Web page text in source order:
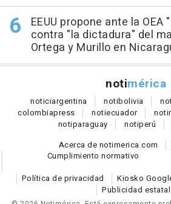
EEUU propone ante la OEA
contra "la dictadura" del
Ortega y Murillo en
notimérica
noticiargentina notibolivia
colombiapress notiecuador noti
notiparaguay notiperú
Acerca de notimerica.com
Cumplimiento normativo
Política de privacidad
Kiosko
Publicidad estatal